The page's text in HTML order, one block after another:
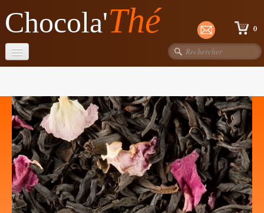
Chocola'Thé 0
Chocolats
Thés Dammann